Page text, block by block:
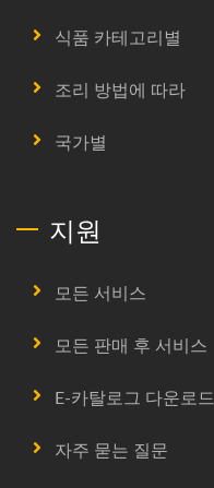
식품 카테고리별
조리 방법에 따라
국가별
지원
모든 서비스
모든 판매 후 서비스
E-카탈로그 다운로드
자주 묻는 질문